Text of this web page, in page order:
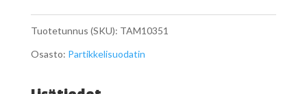
määrä
Tuotetunnus (SKU): TAM10351
Osasto: Partikkelisuodatin